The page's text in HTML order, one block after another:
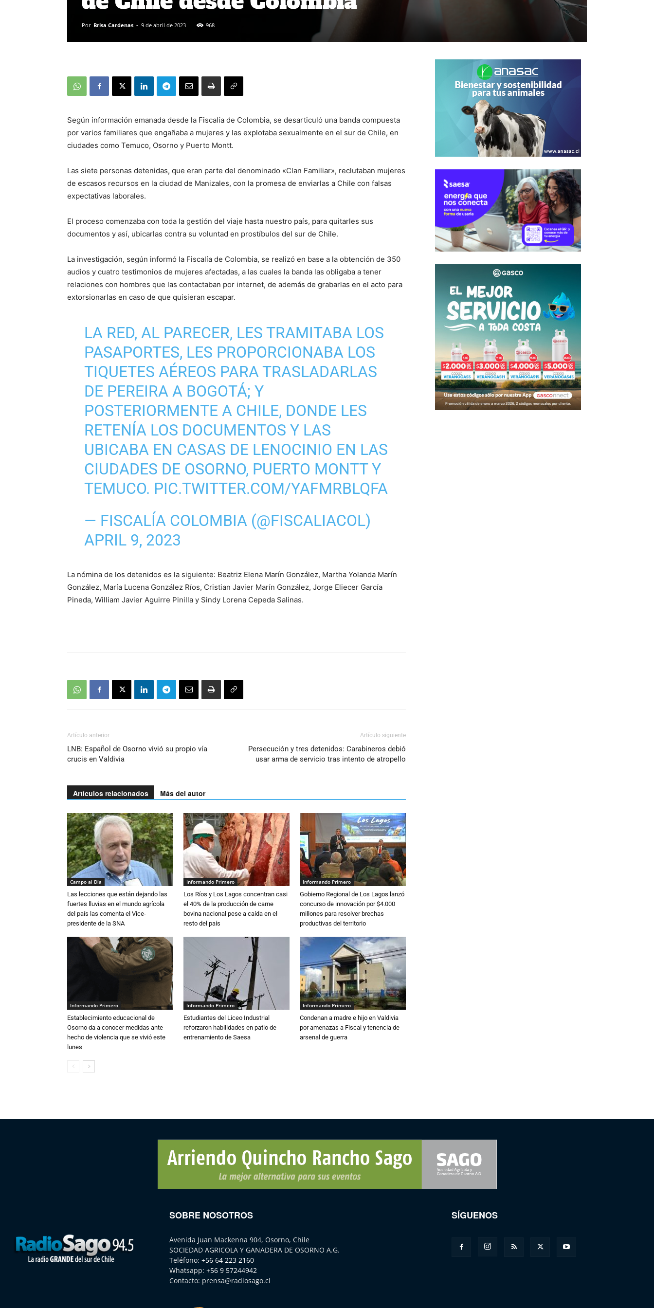
Por Brisa Cardenas - 9 de abril de 2023 968
Según información emanada desde la Fiscalía de Colombia, se desarticuló una banda compuesta
por varios familiares que engañaba a mujeres y las explotaba sexualmente en el sur de Chile, en
ciudades como Temuco, Osorno y Puerto Montt.
Las siete personas detenidas, que eran parte del denominado «Clan Familiar», reclutaban mujeres
de escasos recursos en la ciudad de Manizales, con la promesa de enviarlas a Chile con falsas
expectativas laborales.
El proceso comenzaba con toda la gestión del viaje hasta nuestro país, para quitarles sus
documentos y así, ubicarlas contra su voluntad en prostíbulos del sur de Chile.
La investigación, según informó la Fiscalía de Colombia, se realizó en base a la obtención de 350
audios y cuatro testimonios de mujeres afectadas, a las cuales la banda las obligaba a tener
relaciones con hombres que las contactaban por internet, de además de grabarlas en el acto para
extorsionarlas en caso de que quisieran escapar.
LA RED, AL PARECER, LES TRAMITABA LOS
PASAPORTES, LES PROPORCIONABA LOS
TIQUETES AÉREOS PARA TRASLADARLAS
DE PEREIRA A BOGOTÁ; Y
POSTERIORMENTE A CHILE, DONDE LES
RETENÍA LOS DOCUMENTOS Y LAS
UBICABA EN CASAS DE LENOCINIO EN LAS
CIUDADES DE OSORNO, PUERTO MONTT Y
TEMUCO. PIC.TWITTER.COM/YAFMRBLQFA
— FISCALÍA COLOMBIA (@FISCALIACOL)
APRIL 9, 2023
La nómina de los detenidos es la siguiente: Beatriz Elena Marín González, Martha Yolanda Marín
González, María Lucena González Ríos, Cristian Javier Marín González, Jorge Eliecer García
Pineda, William Javier Aguirre Pinilla y Sindy Lorena Cepeda Salinas.
Artículo anterior
LNB: Español de Osorno vivió su propio vía
crucis en Valdivia
Artículo siguiente
Persecución y tres detenidos: Carabineros debió
usar arma de servicio tras intento de atropello
Artículos relacionados Más del autor
Campo al Día
Las lecciones que están dejando las
fuertes lluvias en el mundo agrícola
del país las comenta el Vice-
presidente de la SNA
Informando Primero
Los Ríos y Los Lagos concentran casi
el 40% de la producción de carne
bovina nacional pese a caída en el
resto del país
Informando Primero
Gobierno Regional de Los Lagos lanzó
concurso de innovación por $4.000
millones para resolver brechas
productivas del territorio
Informando Primero
Establecimiento educacional de
Osorno da a conocer medidas ante
hecho de violencia que se vivió este
lunes
Informando Primero
Estudiantes del Liceo Industrial
reforzaron habilidades en patio de
entrenamiento de Saesa
Informando Primero
Condenan a madre e hijo en Valdivia
por amenazas a Fiscal y tenencia de
arsenal de guerra
SOBRE NOSOTROS
Avenida Juan Mackenna 904, Osorno, Chile
SOCIEDAD AGRICOLA Y GANADERA DE OSORNO A.G.
Teléfono: +56 64 223 2160
Whatsapp: +56 9 57244942
Contacto: prensa@radiosago.cl
SÍGUENOS